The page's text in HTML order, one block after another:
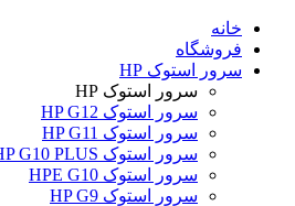
خانه
فروشگاه
سرور استوک HP
سرور استوک HP
سرور استوک HP G12
سرور استوک HP G11
سرور استوک HP G10 PLUS
سرور استوک HPE G10
سرور استوک HP G9